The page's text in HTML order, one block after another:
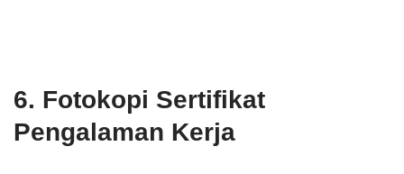
6. Fotokopi Sertifikat
Pengalaman Kerja